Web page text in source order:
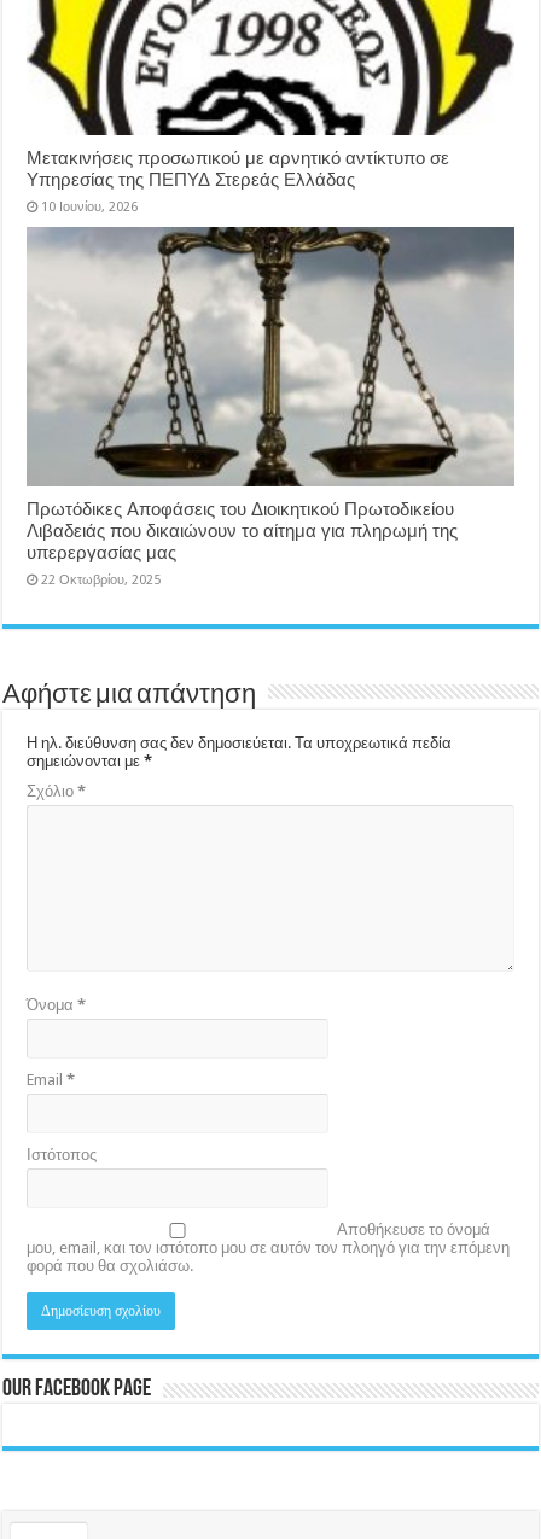
Μετακινήσεις προσωπικού με αρνητικό αντίκτυπο σε
Υπηρεσίας της ΠΕΠΥΔ Στερεάς Ελλάδας
10 Ιουνίου, 2026
Πρωτόδικες Αποφάσεις του Διοικητικού Πρωτοδικείου
Λιβαδειάς που δικαιώνουν το αίτημα για πληρωμή της
υπερεργασίας μας
22 Οκτωβρίου, 2025
Αφήστε μια απάντηση
Η ηλ. διεύθυνση σας δεν δημοσιεύεται. Τα υποχρεωτικά πεδία
σημειώνονται με*
Σχόλιο*
Όνομα*
Email*
Ιστότοπος
Αποθήκευσε το όνομά
μου, email, και τον ιστότοπο μου σε αυτόν τον πλοηγό για την επόμενη
φορά που θα σχολιάσω.
Our Facebook Page